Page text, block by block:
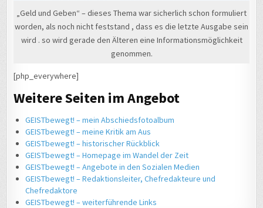
„Geld und Geben“ – dieses Thema war sicherlich schon formuliert
worden, als noch nicht feststand , dass es die letzte Ausgabe sein
wird . so wird gerade den Älteren eine Informationsmöglichkeit
genommen.
[php_everywhere]
Weitere Seiten im Angebot
GEISTbewegt! – mein Abschiedsfotoalbum
GEISTbewegt! – meine Kritik am Aus
GEISTbewegt! – historischer Rückblick
GEISTbewegt! – Homepage im Wandel der Zeit
GEISTbewegt! – Angebote in den Sozialen Medien
GEISTbewegt! – Redaktionsleiter, Chefredakteure und
Chefredaktore
GEISTbewegt! – weiterführende Links